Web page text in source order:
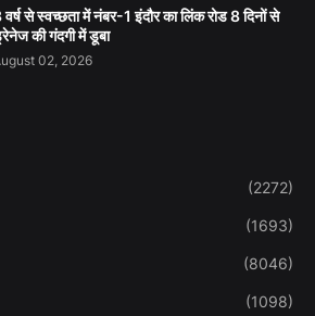
वर्ष से स्वच्छता में नंबर-1 इंदौर का लिंक रोड 8 दिनों से
की गंदगी में डूबा
02, 2026
(2272)
(1693)
(8046)
(1098)